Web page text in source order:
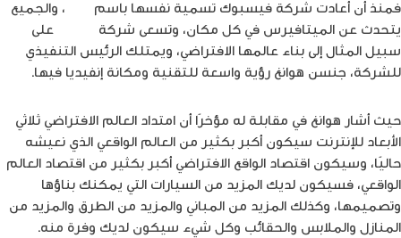
فمنذ أن أعادت شركة فيسبوك تسمية نفسها باسم
، والجميع
يتحدث عن الميتافيرس في كل مكان، وتسعى شركة
على
سبيل المثال إلى بناء عالمها الافتراضي، ويمتلك الرئيس التنفيذي
للشركة، جنسن هوانغ رؤية واسعة للتقنية ومكانة إنفيديا فيها.
حيث أشار هوانغ في مقابلة له مؤخرًا أن امتداد العالم الافتراضي ثلاثي
الأبعاد للإنترنت سيكون أكبر بكثير من العالم الواقعي الذي نعيشه
حاليًا، وسيكون اقتصاد الواقع الافتراضي أكبر بكثير من اقتصاد العالم
الواقعي، فسيكون لديك المزيد من السيارات التي يمكنك بناؤها
وتصميمها، وكذلك المزيد من المباني والمزيد من الطرق والمزيد من
المنازل والملابس والحقائب وكل شيء سيكون لديك وفرة منه.